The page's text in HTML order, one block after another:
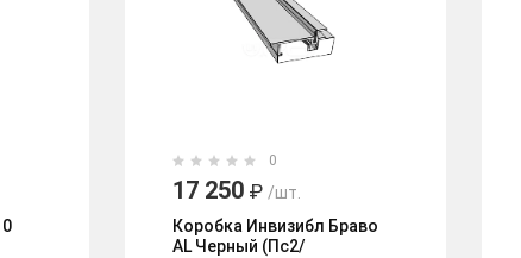
0
17 250 ₽ /шт.
Коробка Инвизибл Браво
AL Черный (Пc2/